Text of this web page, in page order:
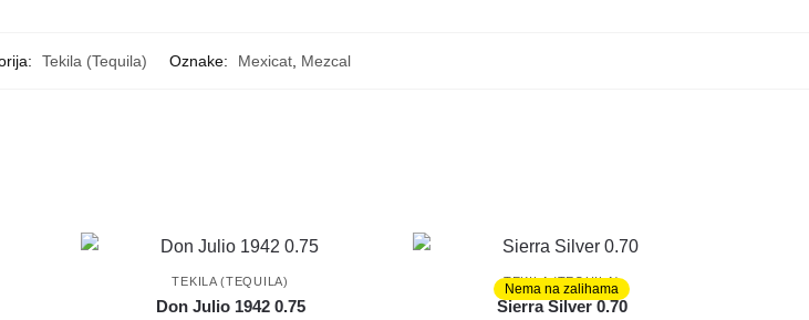
Tekila (Tequila) Oznake: Mexicat Mezcal
TEKILA (TEQUILA)
Don Julio 1942 0.75
Nema na zalihama
TEKILA (TEQUILA)
Sierra Silver 0.70